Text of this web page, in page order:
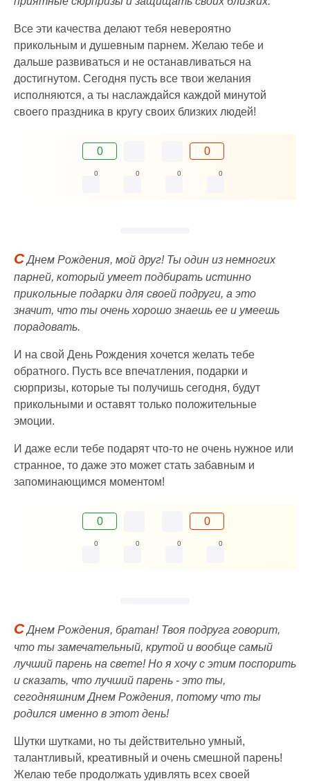
Все эти качества делают тебя невероятно
прикольным и душевным парнем. Желаю тебе и
дальше развиваться и не останавливаться на
достигнутом. Сегодня пусть все твои желания
исполняются, а ты наслаждайся каждой минутой
своего праздника в кругу своих близких людей!
0 0
0 0 0 0
СДнем Рождения, мой друг! Ты один из немногих
парней, который умеет подбирать истинно
прикольные подарки для своей подруги, а это
значит, что ты очень хорошо знаешь ее и умеешь
порадовать.
И на свой День Рождения хочется желать тебе
обратного. Пусть все впечатления, подарки и
сюрпризы, которые ты получишь сегодня, будут
прикольными и оставят только положительные
эмоции.
И даже если тебе подарят что-то не очень нужное или
странное, то даже это может стать забавным и
запоминающимся моментом!
0 0
0 0 0 0
СДнем Рождения, братан! Твоя подруга говорит,
что ты замечательный, крутой и вообще самый
лучший парень на свете! Но я хочу с этим поспорить
и сказать, что лучший парень - это ты,
сегодняшним Днем Рождения, потому что ты
родился именно в этот день!
Шутки шутками, но ты действительно умный,
талантливый, креативный и очень смешной парень!
Желаю тебе продолжать удивлять всех своей